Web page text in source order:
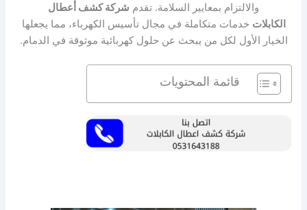
والالتزام بمعايير السلامة. تقدم شركة كشف أعطال
الكابلات خدمات متكاملة في مجال تأسيس الكهرباء، مما يجعلها
الخيار الأول لكل من يبحث عن حلول كهربائية موثوقة في الدمام.
قائمة المحتويات